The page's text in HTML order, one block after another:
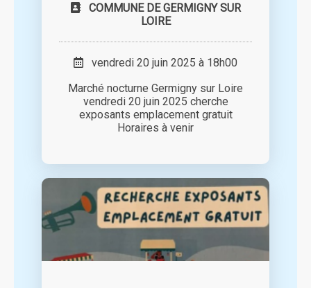
COMMUNE DE GERMIGNY SUR
LOIRE
vendredi 20 juin 2025 à 18h00
Marché nocturne Germigny sur Loire
vendredi 20 juin 2025 cherche
exposants emplacement gratuit
Horaires à venir